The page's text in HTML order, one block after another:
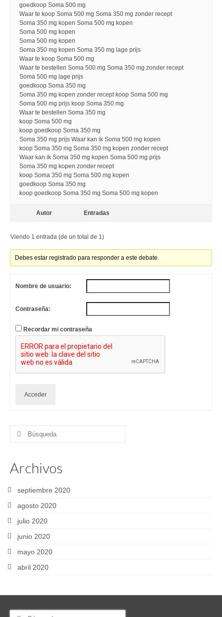
goedkoop Soma 500 mg
Waar te koop Soma 500 mg Soma 350 mg zonder recept
Soma 350 mg kopen Soma 500 mg kopen
Soma 500 mg kopen
Soma 500 mg kopen
Soma 350 mg kopen Soma 350 mg lage prijs
Waar te koop Soma 500 mg
Waar te bestellen Soma 500 mg Soma 350 mg zonder recept
Soma 500 mg lage prijs
goedkoop Soma 350 mg
Soma 350 mg kopen zonder recept koop Soma 500 mg
Soma 500 mg prijs koop Soma 350 mg
Waar te bestellen Soma 350 mg
koop Soma 500 mg
koop goedkoop Soma 350 mg
Soma 350 mg prijs Waar kan ik Soma 500 mg kopen
koop Soma 350 mg Soma 350 mg kopen zonder recept
Waar kan ik Soma 350 mg kopen Soma 500 mg prijs
Soma 350 mg kopen zonder recept
koop Soma 350 mg Soma 500 mg kopen
goedkoop Soma 350 mg
koop goedkoop Soma 350 mg Soma 500 mg kopen
Autor Entradas
Viendo 1 entrada (de un total de 1)
Debes estar registrado para responder a este debate.
Nombre de usuario:
Contraseña:
Recordar mi contraseña
Acceder
Buscar
Archivos
septiembre 2020
agosto 2020
julio 2020
junio 2020
mayo 2020
abril 2020
Buscar